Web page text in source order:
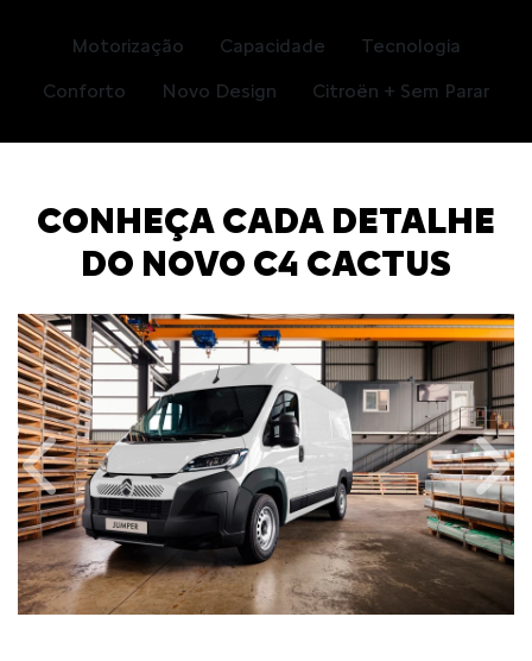
Motorização Capacidade
Tecnologia
Conforto
Novo Design Citroën + Sem Parar
CONHEÇA CADA DETALHE
DO NOVO C4 CACTUS
Anterior